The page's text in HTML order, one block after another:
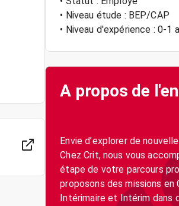
• Niveau étude : BEP/CAP
• Niveau d'expérience : 0-1
A propos de
Envie d’explorer de
Chez Crit, nous vous
étape de votre parcours
proposons des missions en
Intérimaire et Intérim dans